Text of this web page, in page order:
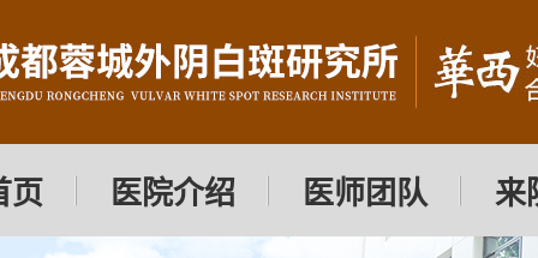
页 医院介绍 医师团队 来